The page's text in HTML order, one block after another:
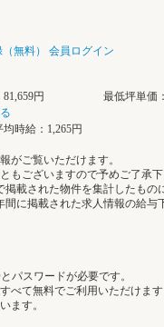
無料）
会員ログイン
円
最低坪単価
時給：1,265円
がご覧いただけます。
もございますので予めご了承
載された物件を集計したもの
に掲載された求人情報の給与
パスワードが必要です。
べて無料でご利用いただけま
ます。